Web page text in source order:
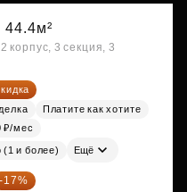
44.4м²
корпус, 3 секция, 3
Платите как хотите
₽/мес
и более) Ещё
-17%